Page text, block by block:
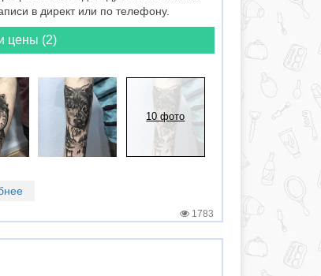
в директ или по телефону.
цены (2)
10 фото
1783